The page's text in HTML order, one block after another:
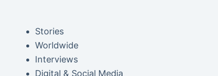
Stories
Worldwide
Interviews
Digital & Social Media